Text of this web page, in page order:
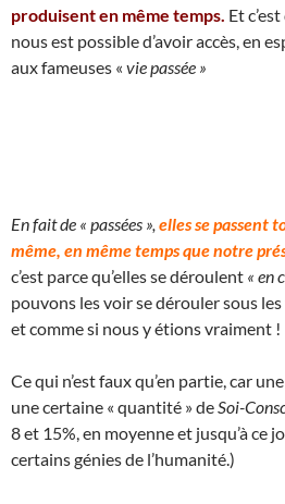
produisent en même temps. Et
nous est possible d’avoir accès, en
aux fameuses « vie passée »
En fait de « passées », elles se passent
même, en même temps que notre
c’est parce qu’elles se déroulent « en
pouvons les voir se dérouler sous
et comme si nous y étions vraiment !
Ce qui n’est faux qu’en partie, car
une certaine « quantité » de Soi-
8 et 15%, en moyenne et jusqu’à ce
certains génies de l’humanité.)